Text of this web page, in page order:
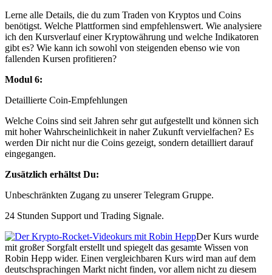
Lerne alle Details, die du zum Traden von Kryptos und Coins
benötigst. Welche Plattformen sind empfehlenswert. Wie analysiere
ich den Kursverlauf einer Kryptowährung und welche Indikatoren
gibt es? Wie kann ich sowohl von steigenden ebenso wie von
fallenden Kursen profitieren?
Modul 6:
Detaillierte Coin-Empfehlungen
Welche Coins sind seit Jahren sehr gut aufgestellt und können sich
mit hoher Wahrscheinlichkeit in naher Zukunft vervielfachen? Es
werden Dir nicht nur die Coins gezeigt, sondern detailliert darauf
eingegangen.
Zusätzlich erhältst Du:
Unbeschränkten Zugang zu unserer Telegram Gruppe.
24 Stunden Support und Trading Signale.
Der Kurs wurde
mit großer Sorgfalt erstellt und spiegelt das gesamte Wissen von
Robin Hepp wider. Einen vergleichbaren Kurs wird man auf dem
deutschsprachingen Markt nicht finden, vor allem nicht zu diesem